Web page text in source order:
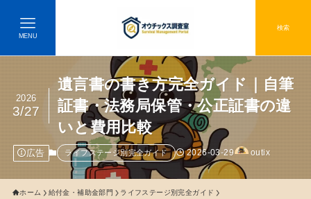
検索
MENU
遺言書の書き方完全ガイド｜自筆
証書・法務局保管・公正証書の違
いと費用比較
2026
3/27
広告 ライフステージ別完全ガイド 2026-03-29 outix
ホーム 給付金・補助金部門 ライフステージ別完全ガイド